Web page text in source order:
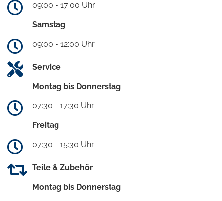
09:00 - 17:00 Uhr
Samstag
09:00 - 12:00 Uhr
Service
Montag bis Donnerstag
07:30 - 17:30 Uhr
Freitag
07:30 - 15:30 Uhr
Teile & Zubehör
Montag bis Donnerstag